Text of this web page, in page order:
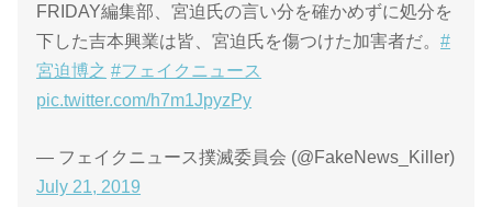
FRIDAY編集部、宮迫氏の言い分を確かめずに処分を
下した吉本興業は皆、宮迫氏を傷つけた加害者だ。#
宮迫博之 #フェイクニュース
pic.twitter.com/h7m1JpyzPy
— フェイクニュース撲滅委員会 (@FakeNews_Killer)
July 21, 2019